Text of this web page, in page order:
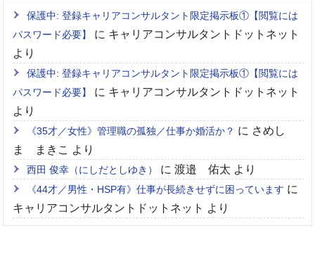
保護中: 登録キャリアコンサルタント限定掲示板①【閲覧には
パスワード必要】
に キャリアコンサルタントドットネット
より
保護中: 登録キャリアコンサルタント限定掲示板①【閲覧には
パスワード必要】
に キャリアコンサルタントドットネット
より
《35才／女性》管理職の孤独／仕事か婚活か？ に さめし
ま まきこ より
西田 俊幸（にしだとしゆき） に渡邉 佑太 より
《44才／男性・HSP有》仕事が長続きせずに困っています に
キャリアコンサルタントドットネット より